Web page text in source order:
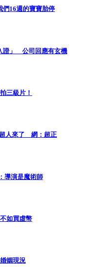
16週的寶寶胎停
證」 公司回應有玄機
三級片！
人來了 網：超正
導演是魔術師
如買虛幣
姻現況